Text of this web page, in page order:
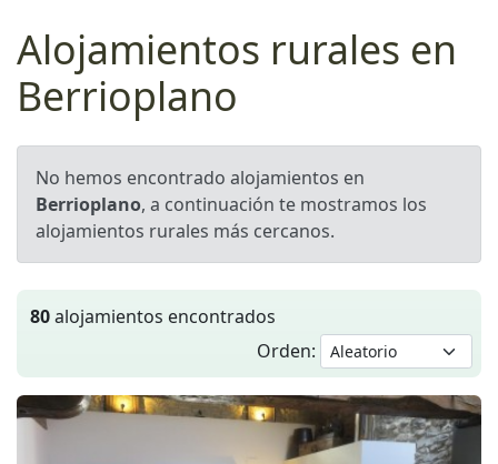
Alojamientos rurales en
Berrioplano
No hemos encontrado alojamientos en
Berrioplano, a continuación te mostramos los
alojamientos rurales más cercanos.
80alojamientos encontrados
Orden: